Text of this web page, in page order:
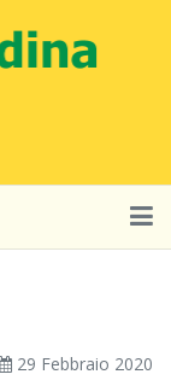
29 Febbraio 2020